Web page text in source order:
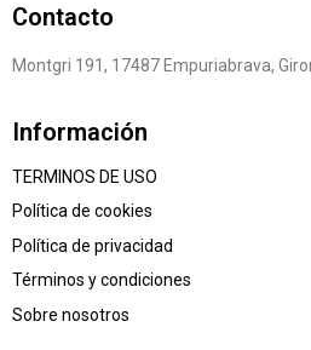
Contacto
Montgri 191, 17487 Empuriabrava,
Información
TERMINOS DE USO
Política de cookies
Política de privacidad
Términos y condiciones
Sobre nosotros